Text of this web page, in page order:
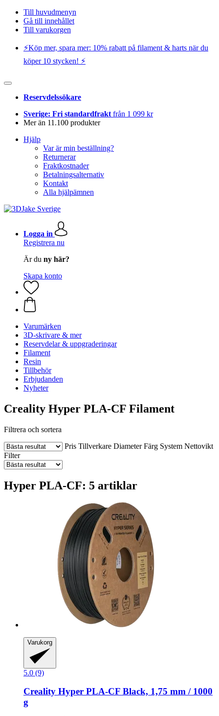
Till huvudmenyn
Gå till innehållet
Till varukorgen
⚡️Köp mer, spara mer: 10% rabatt på filament & harts när du
köper 10 stycken! ⚡️
Reservdelssökare
Sverige: Fri standardfrakt från 1 099 kr
Mer än 11.100 produkter
Hjälp
Var är min beställning?
Returnerar
Fraktkostnader
Betalningsalternativ
Kontakt
Alla hjälpämnen
Logga in
Registrera nu
Är du ny här?
Skapa konto
Varumärken
3D-skrivare & mer
Reservdelar & uppgraderingar
Filament
Resin
Tillbehör
Erbjudanden
Nyheter
Creality Hyper PLA-CF Filament
Filtrera och sortera
Pris Tillverkare Diameter Färg System Nettovikt
Filter
Hyper PLA-CF: 5 artiklar
Varukorg
5.0 (9)
Creality Hyper PLA-​CF Black, 1,75 mm / 1000
g